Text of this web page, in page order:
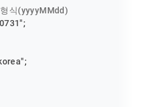
식(yyyyMMdd)
;
;